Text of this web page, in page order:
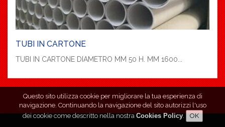
TUBI IN CARTONE
TUBI IN CARTONE DIAMETRO MM 50 H. MM 1600...
Questo sito utilizza cookie per migliorare la tua esperienza di
navigazione. Continuando la navigazione del sito autorizzi l'uso
dei cookie come descritto nella nostraCookies Policy.